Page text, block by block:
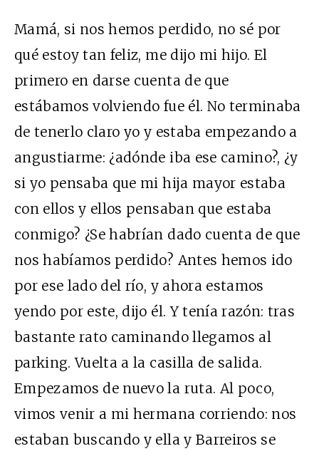
Mamá, si nos hemos perdido, no sé por
qué estoy tan feliz, me dijo mi hijo. El
primero en darse cuenta de que
estábamos volviendo fue él. No terminaba
de tenerlo claro yo y estaba empezando a
angustiarme: ¿adónde iba ese camino?, ¿y
si yo pensaba que mi hija mayor estaba
con ellos y ellos pensaban que estaba
conmigo? ¿Se habrían dado cuenta de que
nos habíamos perdido? Antes hemos ido
por ese lado del río, y ahora estamos
yendo por este, dijo él. Y tenía razón: tras
bastante rato caminando llegamos al
parking. Vuelta a la casilla de salida.
Empezamos de nuevo la ruta. Al poco,
vimos venir a mi hermana corriendo: nos
estaban buscando y ella y Barreiros se